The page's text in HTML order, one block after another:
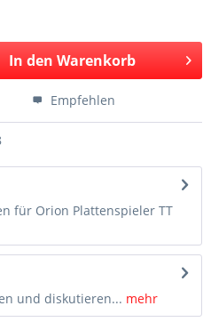
In den Warenkorb
Empfehlen
für Orion Plattenspieler TT
und diskutieren... mehr